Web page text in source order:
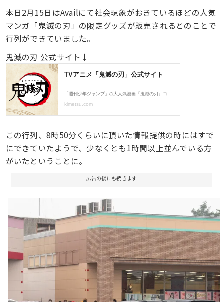
本日2月15日はAvailにて社会現象がおきているほどの人気
マンガ「鬼滅の刃」の限定グッズが販売されるとのことで
行列ができていました。
鬼滅の刃 公式サイト↓
この行列、8時50分くらいに頂いた情報提供の時にはすで
にできていたようで、少なくとも1時間以上並んでいる方
がいたということに。
広告の後にも続きます